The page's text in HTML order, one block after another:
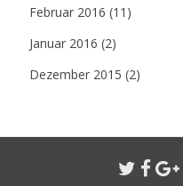
Februar 2016 (11)
Januar 2016 (2)
Dezember 2015 (2)